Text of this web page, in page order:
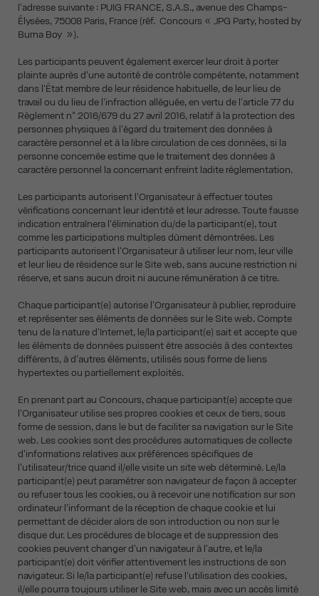
l'adresse suivante : PUIG FRANCE, S.A.S., avenue des Champs-
Élysées, 75008 Paris, France (réf. Concours « JPG Party, hosted by
Burna Boy »).
Les participants peuvent également exercer leur droit à porter
plainte auprès d'une autorité de contrôle compétente, notamment
dans l'État membre de leur résidence habituelle, de leur lieu de
travail ou du lieu de l'infraction alléguée, en vertu de l'article 77 du
Règlement n° 2016/679 du 27 avril 2016, relatif à la protection des
personnes physiques à l'égard du traitement des données à
caractère personnel et à la libre circulation de ces données, si la
personne concernée estime que le traitement des données à
caractère personnel la concernant enfreint ladite réglementation.
Les participants autorisent l'Organisateur à effectuer toutes
vérifications concernant leur identité et leur adresse. Toute fausse
indication entraînera l'élimination du/de la participant(e), tout
comme les participations multiples dûment démontrées. Les
participants autorisent l'Organisateur à utiliser leur nom, leur ville
et leur lieu de résidence sur le Site web, sans aucune restriction ni
réserve, et sans aucun droit ni aucune rémunération à ce titre.
Chaque participant(e) autorise l'Organisateur à publier, reproduire
et représenter ses éléments de données sur le Site web. Compte
tenu de la nature d'Internet, le/la participant(e) sait et accepte que
les éléments de données puissent être associés à des contextes
différents, à d'autres éléments, utilisés sous forme de liens
hypertextes ou partiellement exploités.
En prenant part au Concours, chaque participant(e) accepte que
l'Organisateur utilise ses propres cookies et ceux de tiers, sous
forme de session, dans le but de faciliter sa navigation sur le Site
web. Les cookies sont des procédures automatiques de collecte
d'informations relatives aux préférences spécifiques de
l'utilisateur/trice quand il/elle visite un site web déterminé. Le/la
participant(e) peut paramétrer son navigateur de façon à accepter
ou refuser tous les cookies, ou à recevoir une notification sur son
ordinateur l'informant de la réception de chaque cookie et lui
permettant de décider alors de son introduction ou non sur le
disque dur. Les procédures de blocage et de suppression des
cookies peuvent changer d'un navigateur à l'autre, et le/la
participant(e) doit vérifier attentivement les instructions de son
navigateur. Si le/la participant(e) refuse l'utilisation des cookies,
il/elle pourra toujours utiliser le Site web, mais avec un accès limité